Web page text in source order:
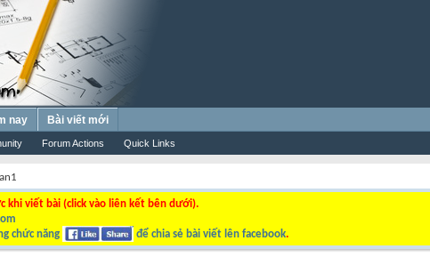
Forum Actions Quick Links
nay Bài viết mới
khi viết bài (click vào liên kết bên dưới).
chức năng để chia sẻ bài viết lên facebook.